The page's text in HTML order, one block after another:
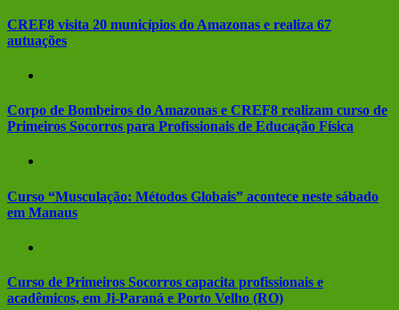
CREF8 visita 20 municípios do Amazonas e realiza 67
autuações
Corpo de Bombeiros do Amazonas e CREF8 realizam curso de
Primeiros Socorros para Profissionais de Educação Física
Curso “Musculação: Métodos Globais” acontece neste sábado
em Manaus
Curso de Primeiros Socorros capacita profissionais e
acadêmicos, em Ji-Paraná e Porto Velho (RO)